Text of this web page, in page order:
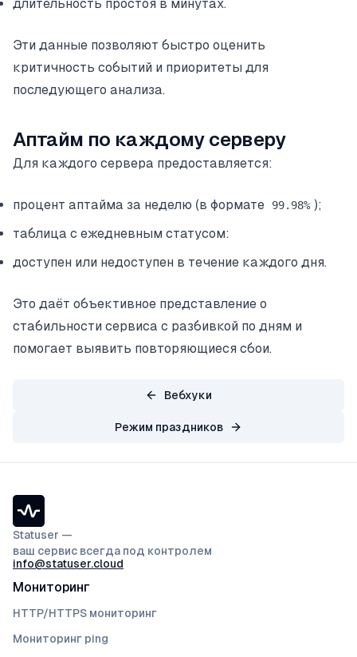
длительность простоя в минутах.
Эти данные позволяют быстро оценить
критичность событий и приоритеты для
последующего анализа.
Аптайм по каждому серверу
Для каждого сервера предоставляется:
процент аптайма за неделю (в формате 99.98% );
таблица с ежедневным статусом:
доступен или недоступен в течение каждого дня.
Это даёт объективное представление о
стабильности сервиса с разбивкой по дням и
помогает выявить повторяющиеся сбои.
Вебхуки
Режим праздников
Statuser —
ваш сервис всегда под контролем
info@statuser.cloud
Мониторинг
HTTP/HTTPS мониторинг
Мониторинг ping